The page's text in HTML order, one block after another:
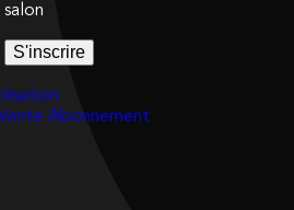
S'inscrire
Abonnement